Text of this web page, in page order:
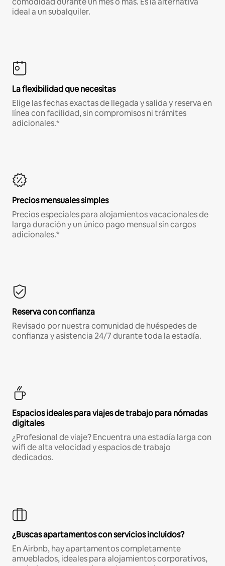
ideal a un subalquiler.
La flexibilidad que necesitas
Elige las fechas exactas de llegada y salida y reserva en
línea con facilidad, sin compromisos ni trámites
adicionales.*
Precios mensuales simples
Precios especiales para alojamientos vacacionales de
larga duración y un único pago mensual sin cargos
adicionales.*
Reserva con confianza
Revisado por nuestra comunidad de huéspedes de
confianza y asistencia 24/7 durante toda la estadía.
Espacios ideales para viajes de trabajo para nómadas
digitales
¿Profesional de viaje? Encuentra una estadía larga con
wifi de alta velocidad y espacios de trabajo
dedicados.
¿Buscas apartamentos con servicios incluidos?
En Airbnb, hay apartamentos completamente
amueblados, ideales para alojamientos corporativos,